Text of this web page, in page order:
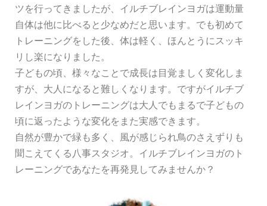
ツを行ってきましたが、イルチブレインヨガは運動量
自体は他に比べると少なめだと思います。でも初めて
トレーニングをした後、体は軽く、ほんとうにスッキ
リし楽になりました。
子どもの頃、様々なことで成長は目覚ましく変化しま
すが、大人になると難しくなります。ですがイルチブ
レインヨガのトレーニングは大人でもまるで子どもの
頃に返ったような変化をまた実感できます。
自然が豊かで緑も多く、風が感じられ鳥のさえずりも
聞こえてくる八事スタジオ。イルチブレインヨガのト
レーニングであなたを再発見してみませんか？